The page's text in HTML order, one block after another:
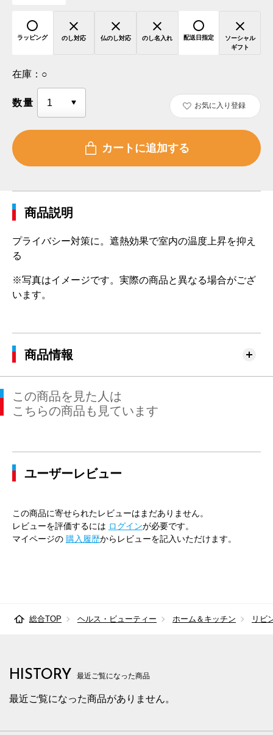
ラッピング のし対応 仏のし対応 のし名入れ 配送日指定
ソーシャル
ギフト
在庫： ○
数量 お気に入り登録
商品説明
プライバシー対策に。遮熱効果で室内の温度上昇を抑え
る
※写真はイメージです。実際の商品と異なる場合がござ
います。
商品情報
この商品を見た人は
こちらの商品も見ています
ユーザーレビュー
この商品に寄せられたレビューはまだありません。
レビューを評価するには ログインが必要です。
マイページの 購入履歴からレビューを記入いただけます。
総合TOP ヘルス・ビューティー ホーム＆キッチン リビ
HISTORY 最近ご覧になった商品
最近ご覧になった商品がありません。